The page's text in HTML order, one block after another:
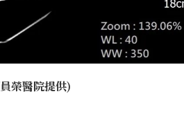
榮醫院提供)